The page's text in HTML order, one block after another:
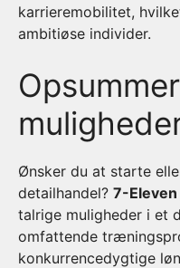
karrieremobilitet,
ambitiøse individer.
Ønsker du at starte
detailhandel? 7-
talrige muligheder i et
omfattende
konkurrencedygtige